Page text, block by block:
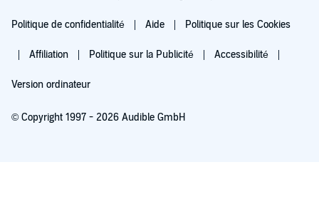
Politique de confidentialité Aide Politique sur les Cookies
Affiliation Politique sur la Publicité Accessibilité
Version ordinateur
© Copyright 1997 - 2026 Audible GmbH